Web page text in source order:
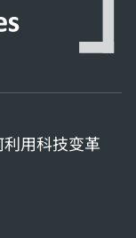
用科技变革